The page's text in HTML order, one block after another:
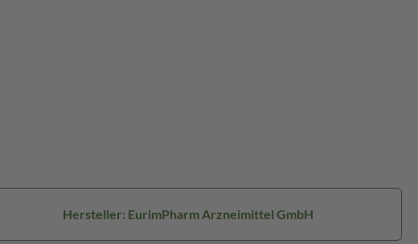
Hersteller: EurimPharm Arzneimittel GmbH